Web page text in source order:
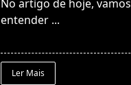
No artigo de hoje, vamos
entender ...
Ler Mais